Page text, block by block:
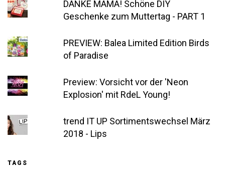
DANKE MAMA! Schöne DIY
Geschenke zum Muttertag - PART 1
PREVIEW: Balea Limited Edition Birds
of Paradise
Preview: Vorsicht vor der 'Neon
Explosion' mit RdeL Young!
trend IT UP Sortimentswechsel März
2018 - Lips
TAGS